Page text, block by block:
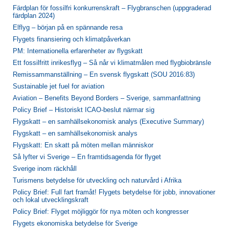
Färdplan för fossilfri konkurrenskraft – Flygbranschen (uppgraderad
färdplan 2024)
Elflyg – början på en spännande resa
Flygets finansiering och klimatpåverkan
PM: Internationella erfarenheter av flygskatt
Ett fossilfritt inrikesflyg – Så når vi klimatmålen med flygbiobränsle
Remissammanställning – En svensk flygskatt (SOU 2016:83)
Sustainable jet fuel for aviation
Aviation – Benefits Beyond Borders – Sverige, sammanfattning
Policy Brief – Historiskt ICAO-beslut närmar sig
Flygskatt – en samhällsekonomisk analys (Executive Summary)
Flygskatt – en samhällsekonomisk analys
Flygskatt: En skatt på möten mellan människor
Så lyfter vi Sverige – En framtidsagenda för flyget
Sverige inom räckhåll
Turismens betydelse för utveckling och naturvård i Afrika
Policy Brief: Full fart framåt! Flygets betydelse för jobb, innovationer
och lokal utvecklingskraft
Policy Brief: Flyget möjliggör för nya möten och kongresser
Flygets ekonomiska betydelse för Sverige